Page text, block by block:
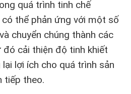
quá trình tinh chế
thể phản ứng với một số
chuyển chúng thành các
cải thiện độ tinh khiết
lợi ích cho quá trình sản
tiếp theo.